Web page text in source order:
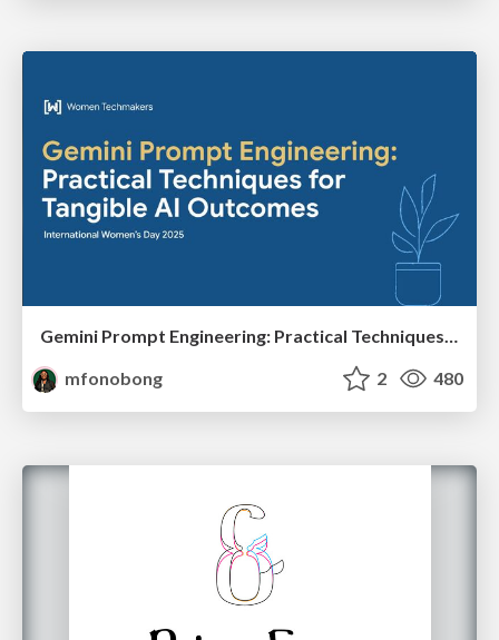
Gemini Prompt Engineering: Practical Techniques for Tangible AI Outcomes
mfonobong
2 480